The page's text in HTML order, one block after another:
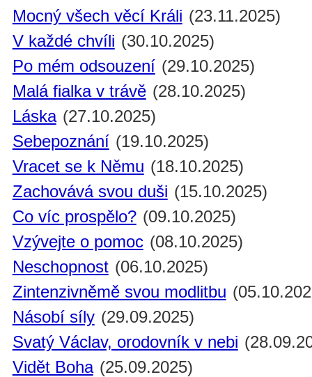
Mocný všech věcí Králi (23.11.2025)
V každé chvíli (30.10.2025)
Po mém odsouzení (29.10.2025)
Malá fialka v trávě (28.10.2025)
Láska (27.10.2025)
Sebepoznání (19.10.2025)
Vracet se k Němu (18.10.2025)
Zachovává svou duši (15.10.2025)
Co víc prospělo? (09.10.2025)
Vzývejte o pomoc (08.10.2025)
Neschopnost (06.10.2025)
Zintenzivněmě svou modlitbu
Násobí síly (29.09.2025)
Svatý Václav, orodovník v nebi
Vidět Boha (25.09.2025)